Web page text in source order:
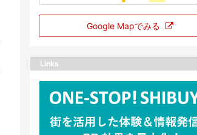
Google Mapでみる
Links